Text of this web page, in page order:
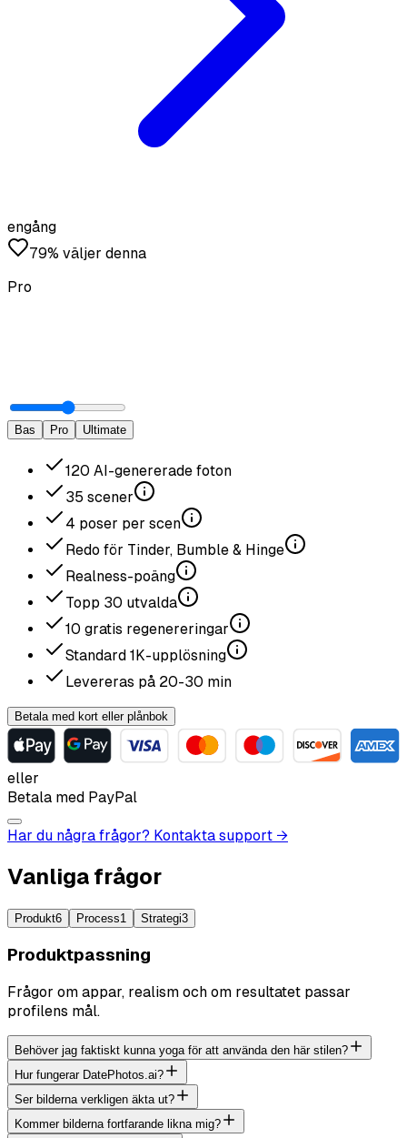
engång
79% väljer denna
Pro
Bas Pro Ultimate
120 AI-genererade foton
35 scener
4 poser per scen
Redo för Tinder, Bumble & Hinge
Realness-poäng
Topp 30 utvalda
10 gratis regenereringar
Standard 1K-upplösning
Levereras på 20-30 min
Betala med kort eller plånbok
eller
Betala med PayPal
Har du några frågor? Kontakta support →
Vanliga frågor
Produkt6 Process1 Strategi3
Produktpassning
Frågor om appar, realism och om resultatet passar
profilens mål.
Behöver jag faktiskt kunna yoga för att använda den här stilen?
Hur fungerar DatePhotos.ai?
Ser bilderna verkligen äkta ut?
Kommer bilderna fortfarande likna mig?